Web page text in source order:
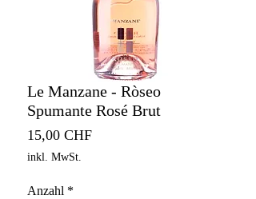
Le Manzane - Ròseo
Spumante Rosé Brut
15,00 CHFPreis
inkl. MwSt.
Anzahl *